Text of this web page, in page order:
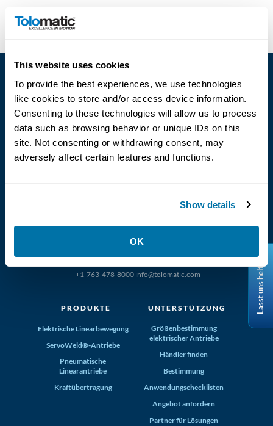
This website uses cookies
To provide the best experiences, we use technologies
like cookies to store and/or access device information.
Consenting to these technologies will allow us to process
data such as browsing behavior or unique IDs on this
site. Not consenting or withdrawing consent, may
adversely affect certain features and functions.
Show details
OK
Version:0701_0265_02
Language
(800) 321-4739
+1-763-478-8000 info@tolomatic.com
PRODUKTE
Elektrische Linearbewegung
ServoWeld®-Antriebe
Pneumatische
Linearantriebe
Kraftübertragung
UNTERSTÜTZUNG
Größenbestimmung
elektrischer Antriebe
Händler finden
Bestimmung
Anwendungschecklisten
Angebot anfordern
Partner für Lösungen
Dealer
Portal
Lasst uns helfen